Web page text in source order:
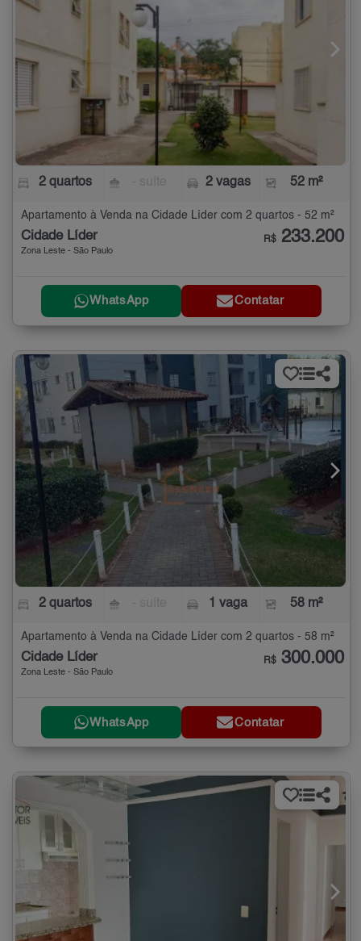
2 quartos 2 vagas 52 m²
Apartamento à Venda na Cidade Líder com 2 quartos - 52 m²
Cidade Líder
Zona Leste - São Paulo
R$ 233.200
WhatsApp Contatar
2 quartos 1 vaga 58 m²
Apartamento à Venda na Cidade Líder com 2 quartos - 58 m²
Cidade Líder
Zona Leste - São Paulo
R$ 300.000
WhatsApp Contatar